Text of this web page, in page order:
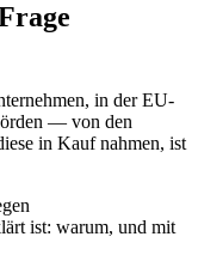
in der EU-
— von den
in Kauf nahmen, ist
ist: warum, und mit